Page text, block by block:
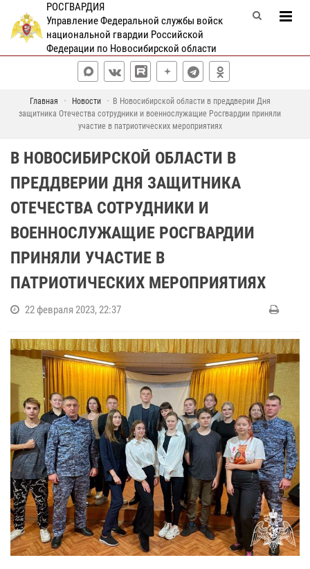
РОСГВАРДИЯ
Управление Федеральной службы войск
национальной гвардии Российской
Федерации по Новосибирской области
Главная Новости
В Новосибирской области в преддверии Дня
защитника Отечества сотрудники и военнослужащие Росгвардии приняли
участие в патриотических мероприятиях
В НОВОСИБИРСКОЙ ОБЛАСТИ В
ПРЕДДВЕРИИ ДНЯ ЗАЩИТНИКА
ОТЕЧЕСТВА СОТРУДНИКИ И
ВОЕННОСЛУЖАЩИЕ РОСГВАРДИИ
ПРИНЯЛИ УЧАСТИЕ В
ПАТРИОТИЧЕСКИХ МЕРОПРИЯТИЯХ
22 февраля 2023, 22:37